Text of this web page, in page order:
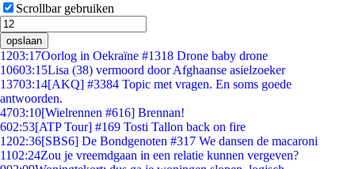
Scrollbar gebruiken
opslaan
1203:17Oorlog in Oekraïne #1318 Drone baby drone
10603:15Lisa (38) vermoord door Afghaanse asielzoeker
13703:14[AKQ] #3384 Topic met vragen. En soms goede
antwoorden.
4703:10[Wielrennen #616] Brennan!
602:53[ATP Tour] #169 Tosti Tallon back on fire
1202:36[SBS6] De Bondgenoten #317 We dansen de macaroni
1102:24Zou je vreemdgaan in een relatie kunnen vergeven?